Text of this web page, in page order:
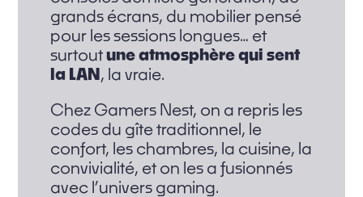
grands écrans, du mobilier pensé
pour les sessions longues… et
surtoutune atmosphère qui sent
la LAN, la vraie.
Chez Gamers Nest, on a repris les
codes du gîte traditionnel, le
confort, les chambres, la cuisine, la
convivialité, et on les a fusionnés
avec l’univers gaming.